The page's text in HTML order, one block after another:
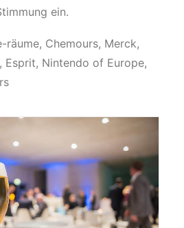
ein.
räume, Chemours, Merck,
Esprit, Nintendo of Europe,